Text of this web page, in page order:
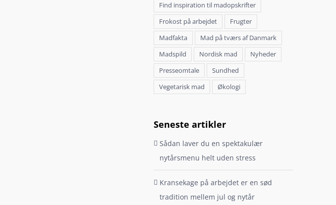
Find inspiration til madopskrifter
Frokost på arbejdet
Frugter
Madfakta
Mad på tværs af Danmark
Madspild
Nordisk mad
Nyheder
Presseomtale
Sundhed
Vegetarisk mad
Økologi
Seneste artikler
Sådan laver du en spektakulær
nytårsmenu helt uden stress
Kransekage på arbejdet er en sød
tradition mellem jul og nytår